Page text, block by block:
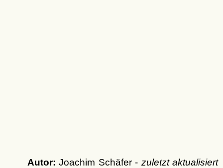
Autor: Joachim Schäfer - zuletzt aktualisiert